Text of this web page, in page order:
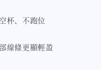
杯、不跑位
線條更顯輕盈